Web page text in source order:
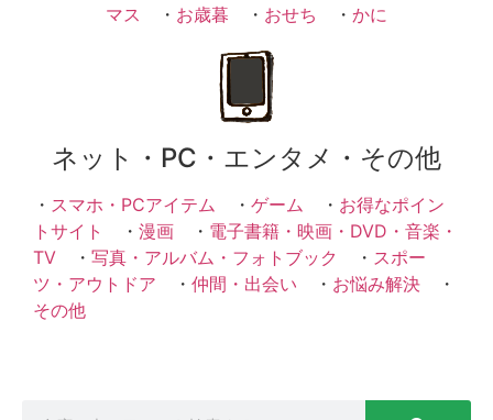
マス ・ お歳暮 ・ おせち ・ かに
ネット・PC・エンタメ・その他
・ スマホ・PCアイテム ・ ゲーム ・ お得なポイン
トサイト
・ 漫画 ・ 電子書籍・映画・DVD・音楽・
TV ・ 写真・アルバム・フォトブック ・ スポー
ツ・アウトドア ・ 仲間・出会い ・ お悩み解決 ・
その他